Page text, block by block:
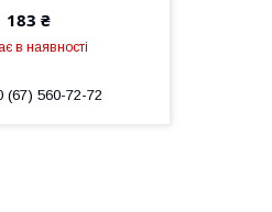
183 ₴
в наявності
(67) 560-72-72